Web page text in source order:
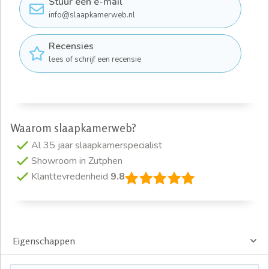
info@slaapkamerweb.nl
Recensies
lees of schrijf een recensie
Waarom slaapkamerweb?
Al 35 jaar slaapkamerspecialist
Showroom in Zutphen
Klanttevredenheid 9.8
Eigenschappen